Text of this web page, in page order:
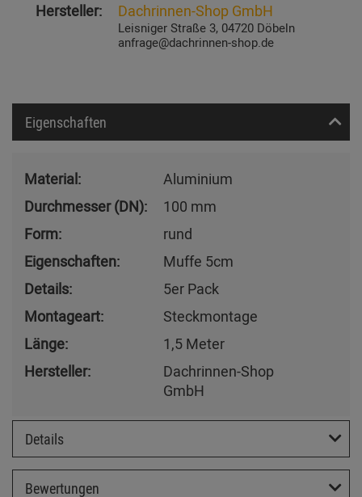
Hersteller: Dachrinnen-Shop GmbH
Leisniger Straße 3, 04720 Döbeln
anfrage@dachrinnen-shop.de
Eigenschaften
Material:
Aluminium
Durchmesser (DN):
100 mm
Form:
rund
Eigenschaften:
Muffe 5cm
Details:
5er Pack
Montageart:
Steckmontage
Länge:
1,5 Meter
Hersteller:
Dachrinnen-Shop
GmbH
Details
Bewertungen